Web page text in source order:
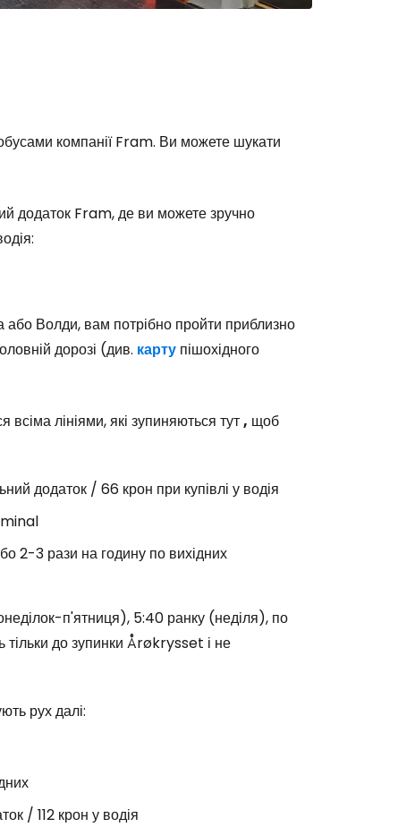
компанії Fram. Ви можете шукати
додаток Fram, де ви можете зручно
або Волди, вам потрібно пройти приблизно
дорозі (див. карту пішохідного
всіма лініями, які зупиняються тут, щоб
додаток / 66 крон при купівлі у водія
2-3 рази на годину по вихідних
п'ятниця), 5:40 ранку (неділя), по
тільки до зупинки Årøkrysset і не
рух далі:
/ 112 крон у водія
з email